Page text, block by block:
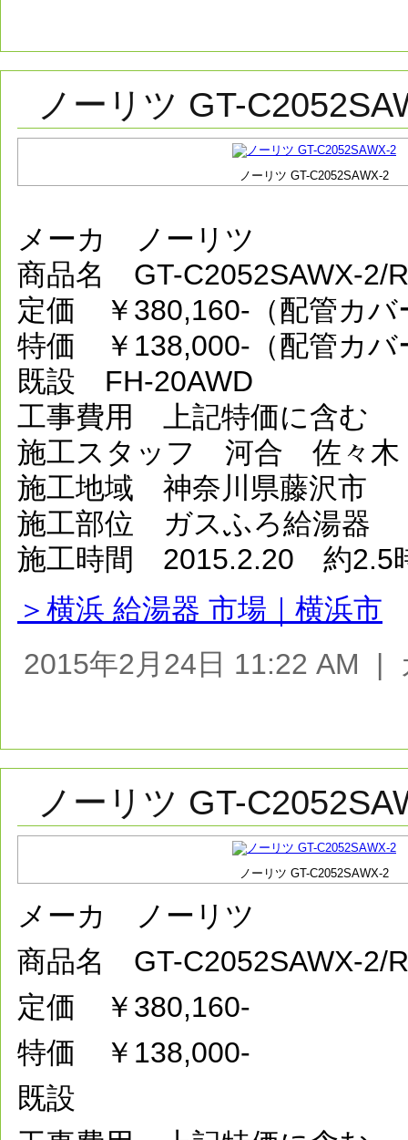
ノーリツ GT-
ノーリツ GT-C2052SAWX-2
メーカ ノーリツ
商品名 GT-C2052SAWX-2/
定価 ￥380,160-（配管カバ
特価 ￥138,000-（配管カバ
既設 FH-20AWD
工事費用 上記特価に含む
施工スタッフ 河合 佐々木
施工地域 神奈川県藤沢市
施工部位 ガスふろ給湯器
施工時間 2015.2.20 約2.5
＞横浜 給湯器 市場｜横浜市
2015年2月24日 11:22 AM |
ノーリツ GT-
ノーリツ GT-C2052SAWX-2
メーカ ノーリツ
商品名 GT-C2052SAWX-2/
定価 ￥380,160-
特価 ￥138,000-
既設